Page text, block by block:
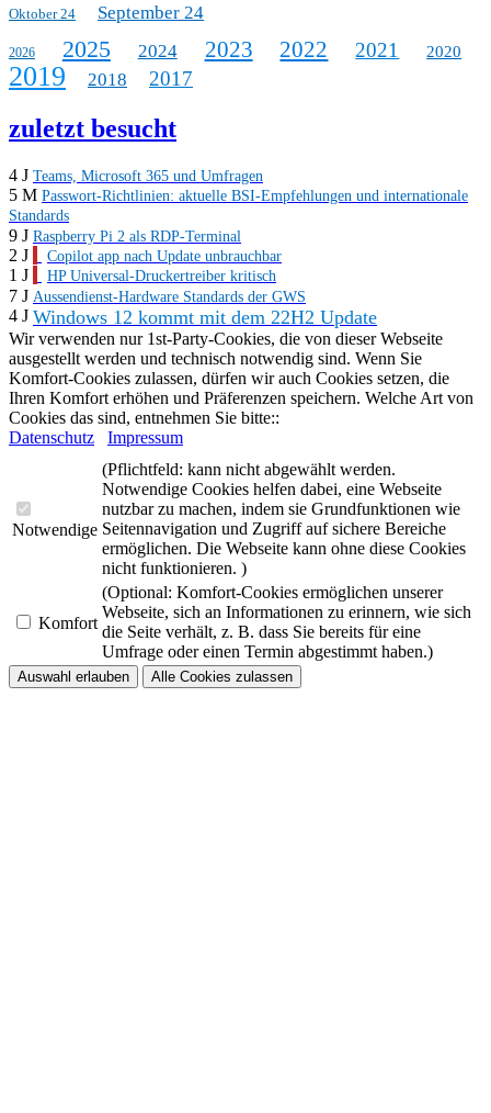
Oktober 24 September 24
2026 2025 2024 2023 2022 2021 2020
2019 2018 2017
zuletzt besucht
4 J Teams, Microsoft 365 und Umfragen
5 M Passwort-Richtlinien: aktuelle BSI-Empfehlungen und internationale
Standards
9 J Raspberry Pi 2 als RDP-Terminal
2 J Copilot app nach Update unbrauchbar
1 J HP Universal-Druckertreiber kritisch
7 J Aussendienst-Hardware Standards der GWS
4 J Windows 12 kommt mit dem 22H2 Update
Wir verwenden nur 1st-Party-Cookies, die von dieser Webseite
ausgestellt werden und technisch notwendig sind. Wenn Sie
Komfort-Cookies zulassen, dürfen wir auch Cookies setzen, die
Ihren Komfort erhöhen und Präferenzen speichern. Welche Art von
Cookies das sind, entnehmen Sie bitte::
Datenschutz
Impressum
Notwendige
(Pflichtfeld: kann nicht abgewählt werden.
Notwendige Cookies helfen dabei, eine Webseite
nutzbar zu machen, indem sie Grundfunktionen wie
Seitennavigation und Zugriff auf sichere Bereiche
ermöglichen. Die Webseite kann ohne diese Cookies
nicht funktionieren. )
Komfort
(Optional: Komfort-Cookies ermöglichen unserer
Webseite, sich an Informationen zu erinnern, wie sich
die Seite verhält, z. B. dass Sie bereits für eine
Umfrage oder einen Termin abgestimmt haben.)